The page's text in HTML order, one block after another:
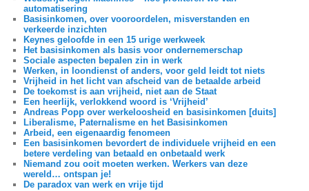
automatisering
Basisinkomen, over vooroordelen, misverstanden en
verkeerde inzichten
Keynes geloofde in een 15 urige werkweek
Het basisinkomen als basis voor ondernemerschap
Sociale aspecten bepalen zin in werk
Werken, in loondienst of anders, voor geld leidt tot niets
Vrijheid in het licht van afscheid van de betaalde arbeid
De toekomst is aan vrijheid, niet aan de Staat
Een heerlijk, verlokkend woord is ‘Vrijheid’
Andreas Popp over werkeloosheid en basisinkomen [duits]
Liberalisme, Paternalisme en het Basisinkomen
Arbeid, een eigenaardig fenomeen
Een basisinkomen bevordert de individuele vrijheid en een
betere verdeling van betaald en onbetaald werk
Niemand zou ooit moeten werken. Werkers van deze
wereld… ontspan je!
De paradox van werk en vrije tijd